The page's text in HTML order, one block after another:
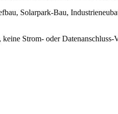
Solarpark-Bau,
Strom- oder